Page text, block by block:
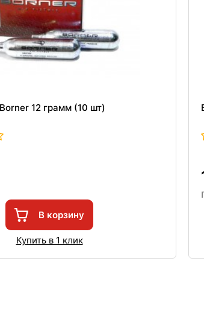
12 грамм (10 шт)
В корзину
Купить в 1 клик